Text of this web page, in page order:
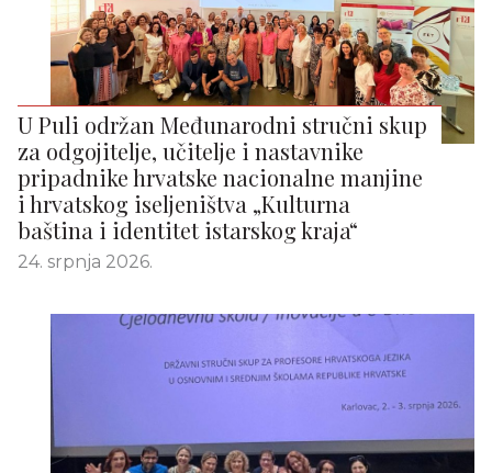
U Puli održan Međunarodni stručni skup
za odgojitelje, učitelje i nastavnike
pripadnike hrvatske nacionalne manjine
i hrvatskog iseljeništva „Kulturna
baština i identitet istarskog kraja“
24. srpnja 2026.